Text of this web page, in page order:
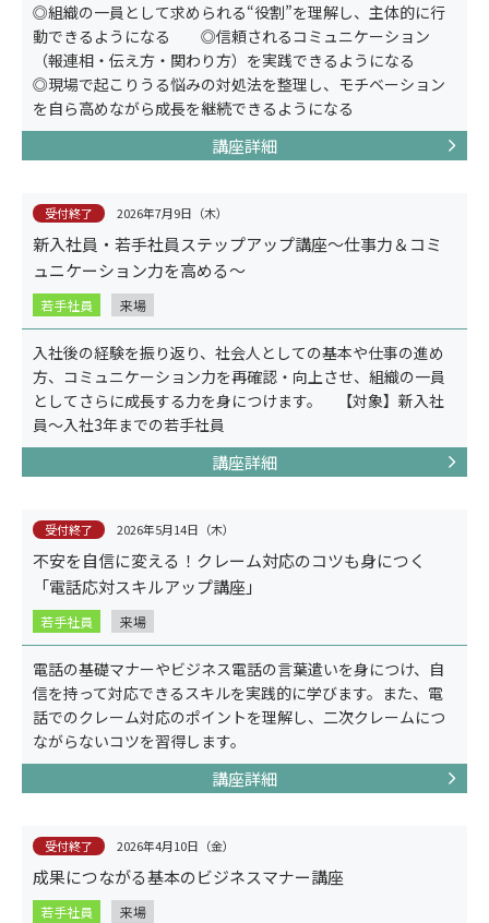
適性検査
事例紹介
◎組織の一員として求められる“役割”を理解し、主体的に行
動できるようになる ◎信頼されるコミュニケーション
（報連相・伝え方・関わり方）を実践できるようになる
◎現場で起こりうる悩みの対処法を整理し、モチベーション
を自ら高めながら成長を継続できるようになる
講座詳細
受付終了 2026年7月9日（木）
新入社員・若手社員ステップアップ講座～仕事力＆コミ
ュニケーション力を高める～
若手社員 来場
入社後の経験を振り返り、社会人としての基本や仕事の進め
方、コミュニケーション力を再確認・向上させ、組織の一員
としてさらに成長する力を身につけます。 【対象】新入社
員～入社3年までの若手社員
講座詳細
受付終了 2026年5月14日（木）
不安を自信に変える！クレーム対応のコツも身につく
「電話応対スキルアップ講座」
若手社員 来場
電話の基礎マナーやビジネス電話の言葉遣いを身につけ、自
信を持って対応できるスキルを実践的に学びます。また、電
話でのクレーム対応のポイントを理解し、二次クレームにつ
ながらないコツを習得します。
講座詳細
受付終了 2026年4月10日（金）
成果につながる基本のビジネスマナー講座
若手社員 来場